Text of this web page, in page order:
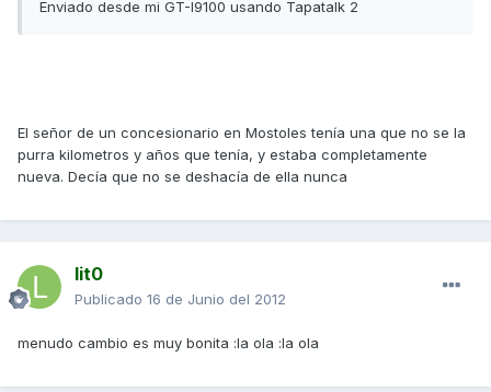
Enviado desde mi GT-I9100 usando Tapatalk 2
El señor de un concesionario en Mostoles tenía una que no se la
purra kilometros y años que tenía, y estaba completamente
nueva. Decía que no se deshacía de ella nunca
lit0
Publicado 16 de Junio del 2012
menudo cambio es muy bonita :la ola :la ola